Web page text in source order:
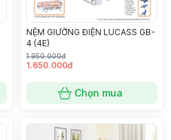
NỆM GIƯỜNG ĐIỆN LUCASS GB-
4 (4E)
1.950.000đ
1.650.000đ
Chọn mua